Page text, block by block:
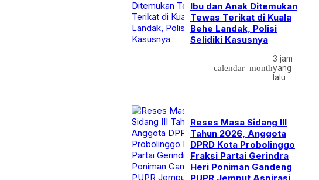
Ibu dan Anak Ditemukan
Tewas Terikat di Kuala
Behe Landak, Polisi
Selidiki Kasusnya
calendar_month
3 jam
yang
lalu
Reses Masa Sidang III
Tahun 2026, Anggota
DPRD Kota Probolinggo
Fraksi Partai Gerindra
Heri Poniman Gandeng
PUPR Jemput Aspirasi